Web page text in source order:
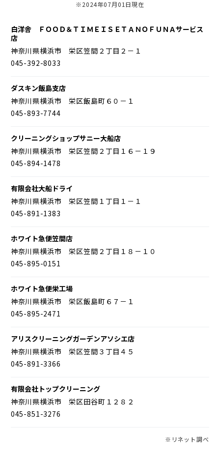
※2024年07月01日現在
白洋舎 ＦＯＯＤ＆ＴＩＭＥＩＳＥＴＡＮＯＦＵＮＡサービス
店
神奈川県横浜市 栄区笠間２丁目２－１
045-392-8033
ダスキン飯島支店
神奈川県横浜市 栄区飯島町６０－１
045-893-7744
クリーニングショップサニー大船店
神奈川県横浜市 栄区笠間２丁目１６－１９
045-894-1478
有限会社大船ドライ
神奈川県横浜市 栄区笠間１丁目１－１
045-891-1383
ホワイト急便笠間店
神奈川県横浜市 栄区笠間２丁目１８－１０
045-895-0151
ホワイト急便栄工場
神奈川県横浜市 栄区飯島町６７－１
045-895-2471
アリスクリーニングガーデンアソシエ店
神奈川県横浜市 栄区笠間３丁目４５
045-891-3366
有限会社トップクリーニング
神奈川県横浜市 栄区田谷町１２８２
045-851-3276
※リネット調べ